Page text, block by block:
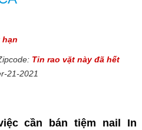
hạn
Tin rao vặt này đã hết
21-2021
cần bán tiệm nail In